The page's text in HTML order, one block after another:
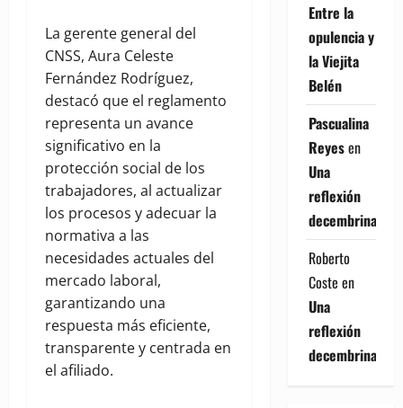
La gerente general del
CNSS, Aura Celeste
Fernández Rodríguez,
destacó que el reglamento
representa un avance
significativo en la
protección social de los
trabajadores, al actualizar
los procesos y adecuar la
normativa a las
necesidades actuales del
mercado laboral,
garantizando una
respuesta más eficiente,
transparente y centrada en
el afiliado.
Entre la
opulencia y
la Viejita
Belén
Pascualina
Reyesen
Una
reflexión
decembrina
Roberto
Coste en
Una
reflexión
decembrina